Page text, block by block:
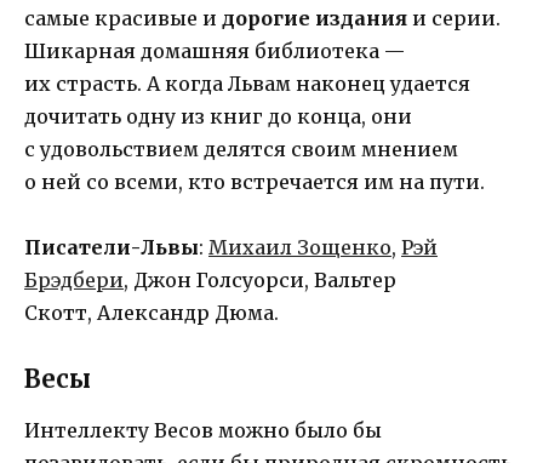
самые красивые и дорогие издания и серии.
Шикарная домашняя библиотека —
их страсть. А когда Львам наконец удается
дочитать одну из книг до конца, они
с удовольствием делятся своим мнением
о ней со всеми, кто встречается им на пути.
Писатели-Львы: Михаил Зощенко, Рэй
Брэдбери, Джон Голсуорси, Вальтер
Скотт, Александр Дюма.
Весы
Интеллекту Весов можно было бы